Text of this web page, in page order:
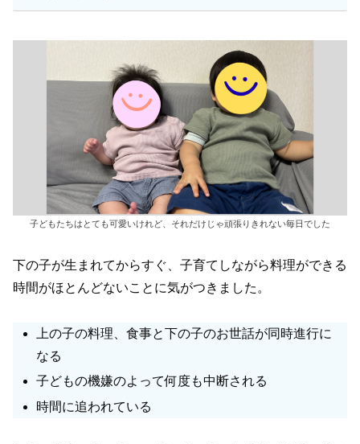
子どもたちはとても可愛いけれど、それだけじゃ頑張りきれない毎日でした
下の子が生まれてからすぐ、子育てしながら料理ができる
時間がほとんどないことに気がつきました。
上の子の料理、食事と下の子のお世話が同時進行に
なる
子どもの機嫌のよって何度も中断される
時間に追われている